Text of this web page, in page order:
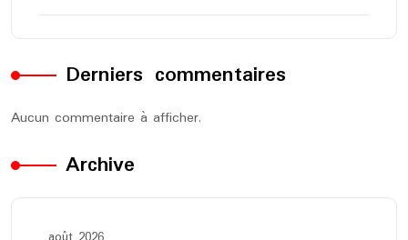
Derniers commentaires
Aucun commentaire à afficher.
Archive